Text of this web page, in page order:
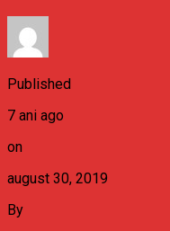
Published
7 ani ago
on
august 30, 2019
By